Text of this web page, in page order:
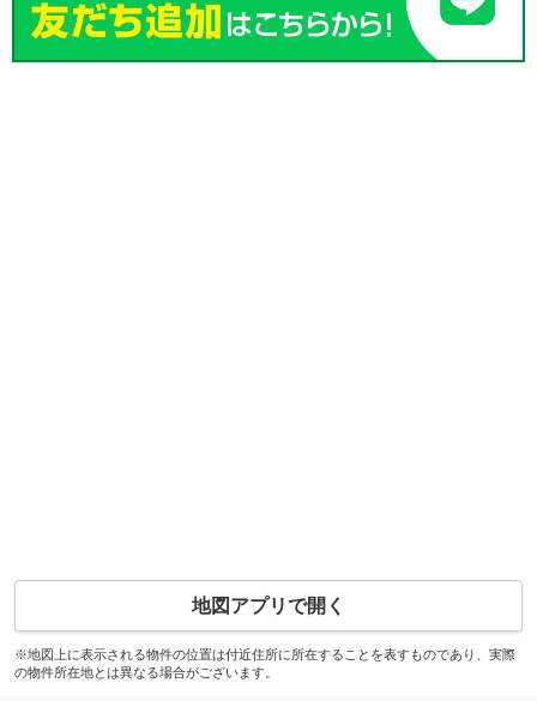
地図アプリで開く
※地図上に表示される物件の位置は付近住所に所在することを表すものであり、実際
の物件所在地とは異なる場合がございます。